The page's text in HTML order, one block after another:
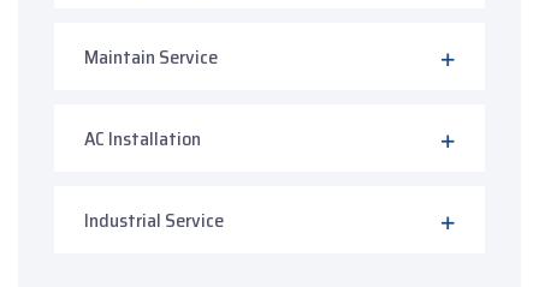
Maintain Service
AC Installation
Industrial Service